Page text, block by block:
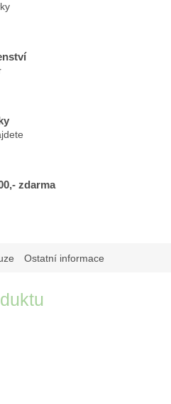
zdarma
Ostatní informace